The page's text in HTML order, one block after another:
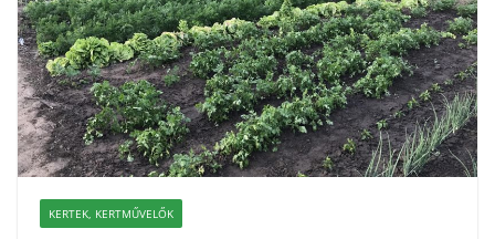
KERTEK, KERTMŰVELŐK